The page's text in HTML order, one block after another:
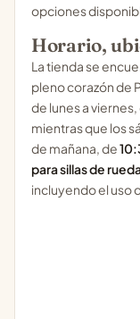
opciones
Horario,
La tienda se
pleno corazón de
de lunes a viernes,
mientras que los
de mañana, de
para sillas de
incluyendo el uso